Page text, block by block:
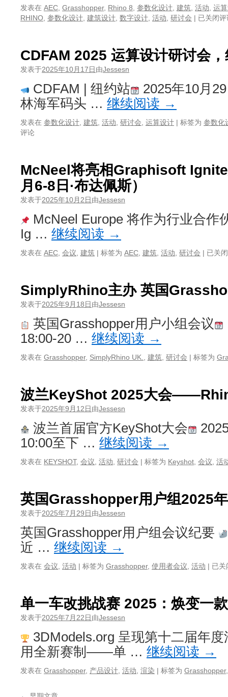
大
会
日）
发表在 AEC Grasshopper, Rhino 8 参数化设计 建筑 活动 运
RHINO 参数化设计 建筑设计 数字设计 活动 研讨会 | AECtech
年
度
11
–
已关闭评
CDFAM 2025 运算设计研讨会
发表于2025年10月17日由Jessesn
CDFAM | 纽约站
2025年10月
林海军码头 … 继续阅读 →
发表在 参数化设计 建筑 活动 研讨会 运算设计 | 标签为 参数化
评论
McNeel将亮相Graphisoft
月6-8日·布达佩斯）
发表于2025年10月2日由Jessesn
McNeel Europe 将作为行业合作
Ig … 继续阅读 →
发表在 AEC 会议 建筑 | 标签为 AEC 建筑 活动 研讨会 |
会
10
日
达
已关
SimplyRhino主办 英国
发表于2025年9月18日由Jessesn
英国Grasshopper用户小组会议
18:00-20 … 继续阅读 →
发表在 Grasshopper, SimplyRhino UK. 建筑 研讨会 | 标签为
波兰KeyShot 2025大会
发表于2025年9月12日由Jessesn
波兰首届官方KeyShot大会
10:00至下 … 继续阅读 →
发表在 KEYSHOT, 会议 活动 研讨会 | 标签为 Keyshot 会议 活
英国Grasshopper用户组2025
发表于2025年7月29日由Jessesn
英国Grasshopper用户组会议纪要
近 … 继续阅读 →
发表在 会议 活动 | 标签为 Grasshopper, 使用者会议 活动 | 英
用
户
年
月
已关
单一车改挑战赛 2025：焕变一
发表于2025年7月22日由Jessesn
3DModels.org 呈现第十二届年
用全新赛制——单 … 继续阅读 →
发表在 Grasshopper, 产品设计 活动 渲染 | 标签为 Grasshopper